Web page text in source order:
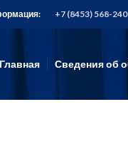
+7 (8453) 568-240
Главная Сведения об